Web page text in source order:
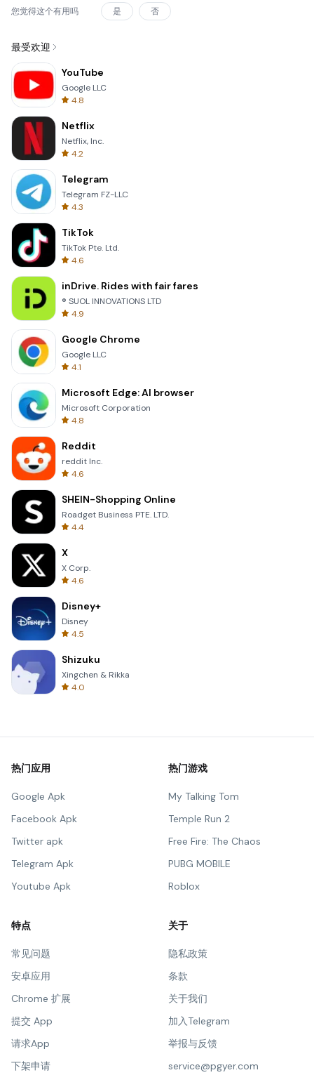
您觉得这个有用吗 是 否
最受欢迎
YouTube
Google LLC
4.8
Netflix
Netflix, Inc.
4.2
Telegram
Telegram FZ-LLC
4.3
TikTok
TikTok Pte. Ltd.
4.6
inDrive. Rides with fair fares
® SUOL INNOVATIONS LTD
4.9
Google Chrome
Google LLC
4.1
Microsoft Edge: AI browser
Microsoft Corporation
4.8
Reddit
reddit Inc.
4.6
SHEIN-Shopping Online
Roadget Business PTE. LTD.
4.4
X
X Corp.
4.6
Disney+
Disney
4.5
Shizuku
Xingchen & Rikka
4.0
热门应用
Google Apk
Facebook Apk
Twitter apk
Telegram Apk
Youtube Apk
热门游戏
My Talking Tom
Temple Run 2
Free Fire: The Chaos
PUBG MOBILE
Roblox
特点
常见问题
安卓应用
Chrome 扩展
提交 App
请求App
下架申请
关于
隐私政策
条款
关于我们
加入Telegram
举报与反馈
service@pgyer.com